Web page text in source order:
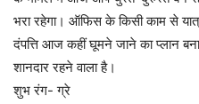
भरा रहेगा। ऑफिस के किसी काम से
दंपत्ति आज कहीं घूमने जाने का प्लान
शानदार रहने वाला है।
शुभ रंग- ग्रे